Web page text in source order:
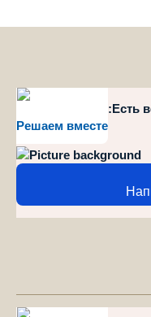
Решаем вместе
style="position":Есть
и спорту?